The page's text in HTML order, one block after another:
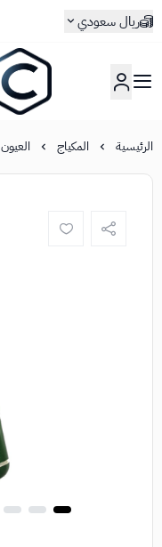
ريال سعودي
كلاسيكا
الرئيسية المكياج العيون